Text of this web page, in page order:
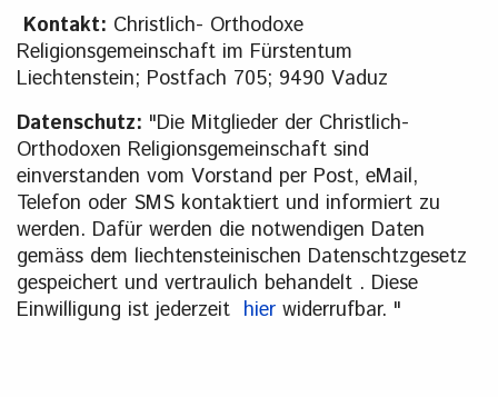
Kontakt: Christlich- Orthodoxe
Religionsgemeinschaft im Fürstentum
Liechtenstein; Postfach 705; 9490 Vaduz
Datenschutz: "Die Mitglieder der Christlich-
Orthodoxen Religionsgemeinschaft sind
einverstanden vom Vorstand per Post, eMail,
Telefon oder SMS kontaktiert und informiert zu
werden. Dafür werden die notwendigen Daten
gemäss dem liechtensteinischen Datenschtzgesetz
gespeichert und vertraulich behandelt . Diese
Einwilligung ist jederzeit hier widerrufbar. "